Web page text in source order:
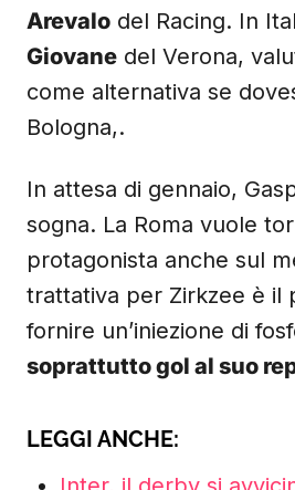
Arevalo del Racing. In
Giovane del Verona,
come alternativa se
Bologna,.
In attesa di gennaio,
sogna. La Roma vuole
protagonista anche sul
trattativa per Zirkzee è il
fornire un’iniezione di
soprattutto gol al suo
LEGGI ANCHE: